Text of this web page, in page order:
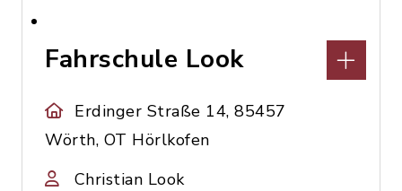
Fahrschule Look
Erdinger Straße 14, 85457
Wörth, OT Hörlkofen
Christian Look